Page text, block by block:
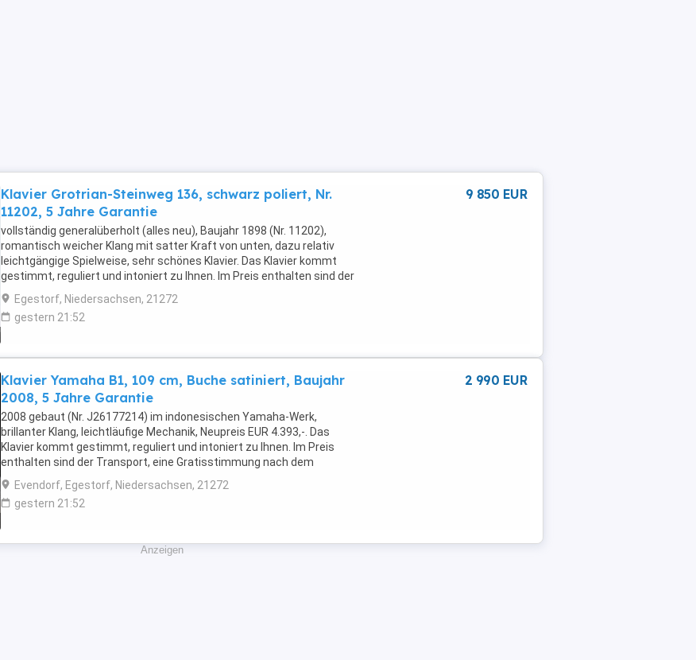
Klavier Grotrian-Steinweg 136, schwarz poliert, Nr.
11202, 5 Jahre Garantie
vollständig generalüberholt (alles neu), Baujahr 1898 (Nr. 11202),
romantisch weicher Klang mit satter Kraft von unten, dazu relativ
leichtgängige Spielweise, sehr schönes Klavier. Das Klavier kommt
gestimmt, reguliert und intoniert zu Ihnen. Im Preis enthalten sind der
Transport, eine Gratisstimmung ...
Egestorf, Niedersachsen, 21272
gestern 21:52
9 850 EUR
Klavier Yamaha B1, 109 cm, Buche satiniert, Baujahr
2008, 5 Jahre Garantie
2008 gebaut (Nr. J26177214) im indonesischen Yamaha-Werk,
brillanter Klang, leichtläufige Mechanik, Neupreis EUR 4.393,-. Das
Klavier kommt gestimmt, reguliert und intoniert zu Ihnen. Im Preis
enthalten sind der Transport, eine Gratisstimmung nach dem
Transport bei Ihnen vor Ort sowie 5 Jahre Garantie. Wir ...
Evendorf, Egestorf, Niedersachsen, 21272
gestern 21:52
2 990 EUR
Anzeigen